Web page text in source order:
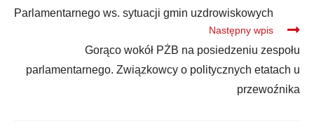
Parlamentarnego ws. sytuacji gmin uzdrowiskowych
Następny wpis
Gorąco wokół PŻB na posiedzeniu zespołu
parlamentarnego. Związkowcy o politycznych etatach u
przewoźnika